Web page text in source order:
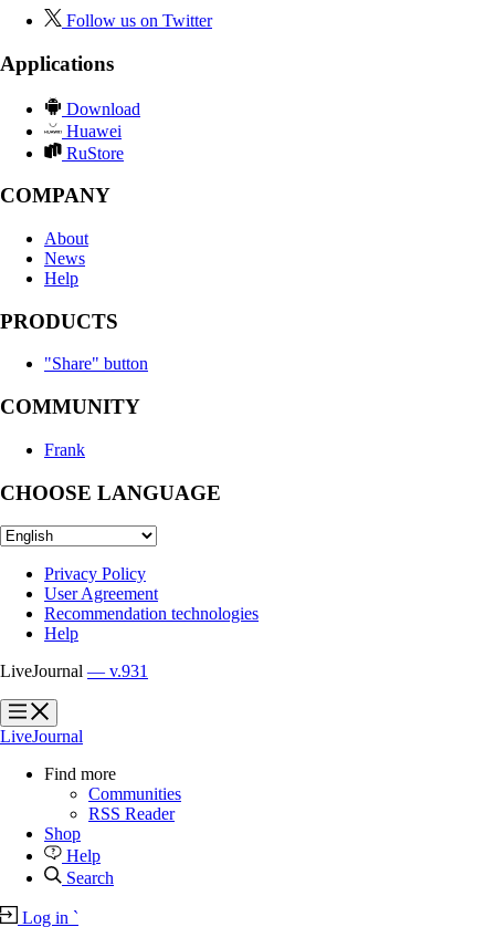
Follow us on Twitter
Applications
Download
Huawei
RuStore
COMPANY
About
News
Help
PRODUCTS
"Share" button
COMMUNITY
Frank
CHOOSE LANGUAGE
Privacy Policy
User Agreement
Recommendation technologies
Help
LiveJournal — v.931
?
?
LiveJournal
Find more
Communities
RSS Reader
Shop
Help
Search
Log in `